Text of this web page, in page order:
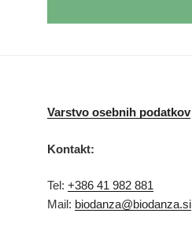
Varstvo osebnih podatkov
Kontakt:
Tel: +386 41 982 881
Mail: biodanza@biodanza.si